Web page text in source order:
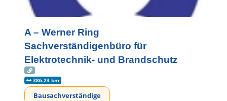
A – Werner Ring
Sachverständigenbüro für
Elektrotechnik- und Brandschutz
386.23 km
Bausachverständige